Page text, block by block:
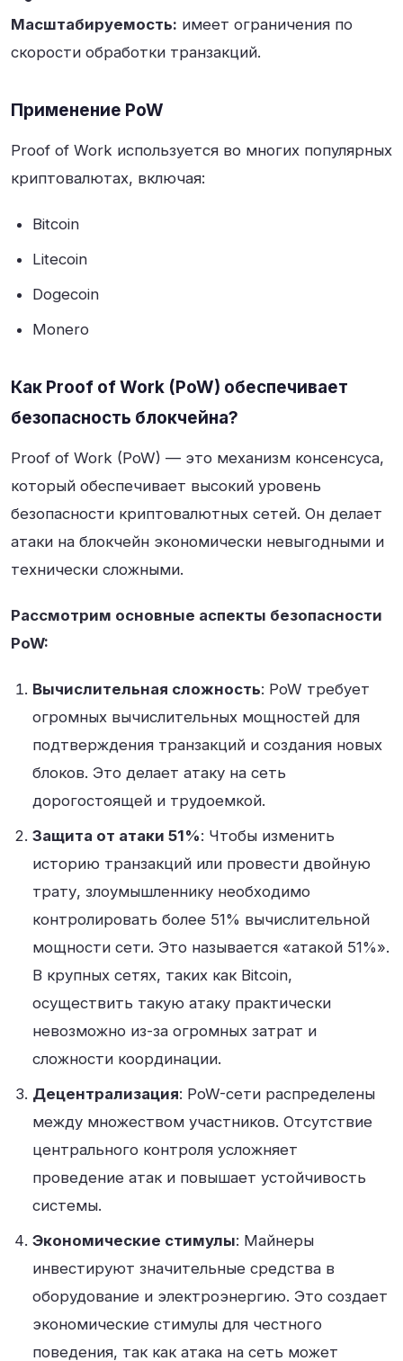
Масштабируемость: имеет ограничения по
скорости обработки транзакций.
Применение PoW
Proof of Work используется во многих популярных
криптовалютах, включая:
Bitcoin
Litecoin
Dogecoin
Monero
Как Proof of Work (PoW) обеспечивает
безопасность блокчейна?
Proof of Work (PoW) — это механизм консенсуса,
который обеспечивает высокий уровень
безопасности криптовалютных сетей. Он делает
атаки на блокчейн экономически невыгодными и
технически сложными.
Рассмотрим основные аспекты безопасности
PoW:
Вычислительная сложность: PoW требует
огромных вычислительных мощностей для
подтверждения транзакций и создания новых
блоков. Это делает атаку на сеть
дорогостоящей и трудоемкой.
Защита от атаки 51%: Чтобы изменить
историю транзакций или провести двойную
трату, злоумышленнику необходимо
контролировать более 51% вычислительной
мощности сети. Это называется «атакой 51%».
В крупных сетях, таких как Bitcoin,
осуществить такую атаку практически
невозможно из-за огромных затрат и
сложности координации.
Децентрализация: PoW-сети распределены
между множеством участников. Отсутствие
центрального контроля усложняет
проведение атак и повышает устойчивость
системы.
Экономические стимулы: Майнеры
инвестируют значительные средства в
оборудование и электроэнергию. Это создает
экономические стимулы для честного
поведения, так как атака на сеть может